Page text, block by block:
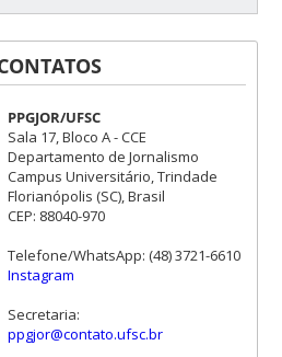
PPGJOR/UFSC
Sala 17, Bloco A - CCE
Departamento de Jornalismo
Campus Universitário, Trindade
Florianópolis (SC), Brasil
CEP: 88040-970
Telefone/WhatsApp: (48) 3721-6610
Instagram
Secretaria:
ppgjor@contato.ufsc.br